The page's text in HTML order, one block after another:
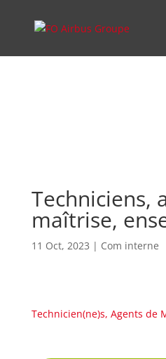
Techniciens,
maîtrise,
11 Oct, 2023 | Com interne
Technicien(ne)s, Agents de